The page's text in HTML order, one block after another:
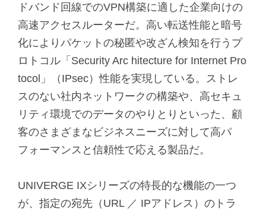
ドバンド回線でのVPN構築に適した企業向けの
高速アクセスルーターだ。高い転送性能と暗号
化によりパケットの秘匿や改ざん検知を行うプ
ロトコル「Security Arc hitecture for Internet Pro
tocol」（IPsec）性能を実現している。ストレ
スのない社内ネットワークの構築や、高セキュ
リティ環境でのデータのやりとりといった、顧
客のさまざまなビジネスニーズに対して高パ
フォーマンスと信頼性で応える製品だ。
UNIVERGE IXシリーズの特長的な機能の一つ
が、指定の宛先（URL ／ IPアドレス）のトラ